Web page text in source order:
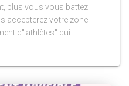
plus vous vous battez
accepterez votre zone
d'"athlètes" qui